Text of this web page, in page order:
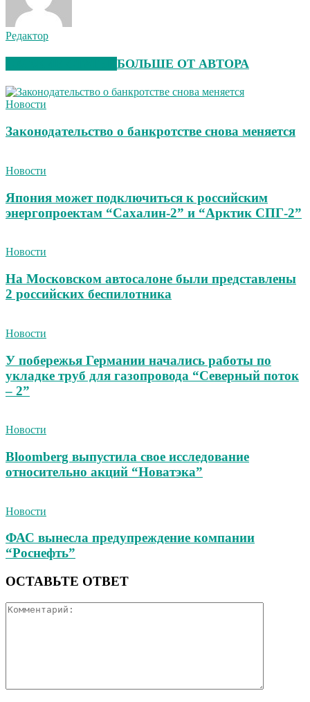
Редактор
БОЛЬШЕ ОТ АВТОРА
Новости
Законодательство о банкротстве снова меняется
Новости
Япония может подключиться к российским
энергопроектам “Сахалин-2” и “Арктик СПГ-2”
Новости
На Московском автосалоне были представлены
2 российских беспилотника
Новости
У побережья Германии начались работы по
укладке труб для газопровода “Северный поток
– 2”
Новости
Bloomberg выпустила свое исследование
относительно акций “Новатэка”
Новости
ФАС вынесла предупреждение компании
“Роснефть”
ОСТАВЬТЕ ОТВЕТ